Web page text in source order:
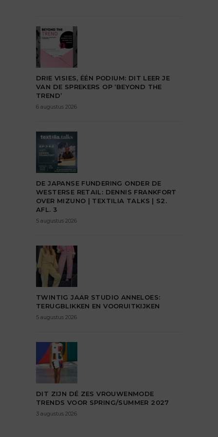
DRIE VISIES, ÉÉN PODIUM: DIT LEER JE
VAN DE SPREKERS OP ‘BEYOND THE
TREND’
6 augustus 2026
DE JAPANSE FUNDERING ONDER DE
WESTERSE RETAIL: DENNIS FRANKFORT
OVER MIZUNO | TEXTILIA TALKS | S2.
AFL. 3
5 augustus 2026
TWINTIG JAAR STUDIO ANNELOES:
TERUGBLIKKEN EN VOORUITKIJKEN
5 augustus 2026
DIT ZIJN DÉ ZES VROUWENMODE
TRENDS VOOR SPRING/SUMMER 2027
3 augustus 2026